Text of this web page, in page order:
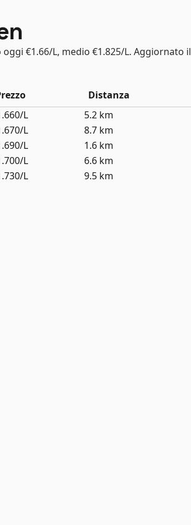
€1.66/L, medio €1.825/L. Aggiornato il
Distanza
L
5.2 km
L
8.7 km
L
1.6 km
L
6.6 km
L 9.5 km